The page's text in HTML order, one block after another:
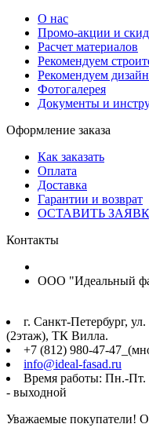
О нас
Промо-акции и
Расчет материалов
Рекомендуем
Рекомендуем
Фотогалерея
Документы и
Оформление заказа
Как заказать
Оплата
Доставка
Гарантии и возврат
ОСТАВИТЬ
Контакты
ООО "Идеальный
г. Санкт-Петербург,
(2этаж), ТК Вилла.
+7 (812) 980-47-
info@ideal-fasad.ru
Время работы: Пн.-Пт.
- выходной
Уважаемые покупатели!